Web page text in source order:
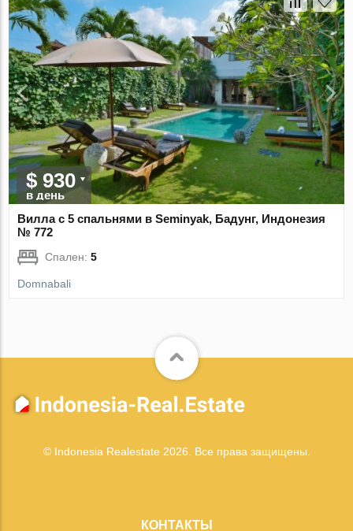
$ 930
в день
Вилла с 5 спальнями в Seminyak, Бадунг, Индонезия
№ 772
Спален:5
Domnabali
© Indonesia Realestate 2026. Все права защищены.
КОНТАКТЫ